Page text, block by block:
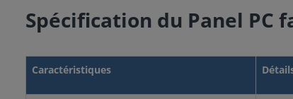
Spécification du Panel PC
Caractéristiques